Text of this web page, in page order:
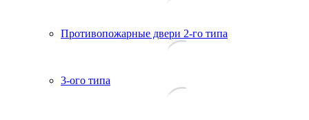
Противопожарные двери 2-го типа
3-ого типа